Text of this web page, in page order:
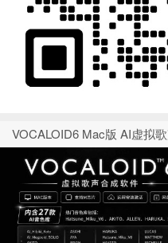
VOCALOID6 Mac版 AI虚拟